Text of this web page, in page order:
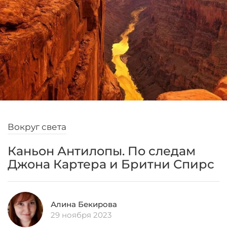
Вокруг света
Каньон Антилопы. По следам
Джона Картера и Бритни Спирс
Алина Бекирова
29 ноября 2023